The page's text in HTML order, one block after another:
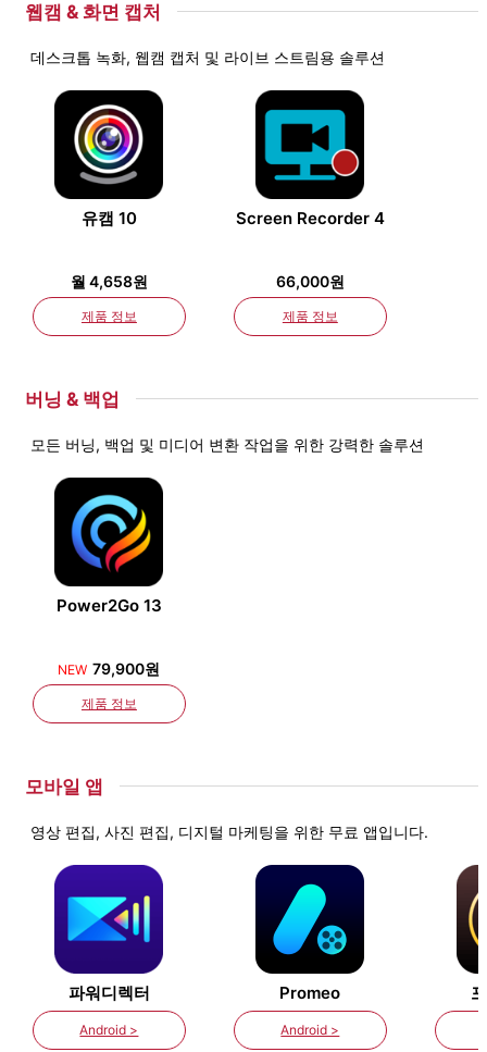
웹캠 & 화면 캡처
데스크톱 녹화, 웹캠 캡처 및 라이브 스트림용 솔루션
유캠 10
월 4,658원
제품 정보
Screen Recorder 4
66,000원
제품 정보
버닝 & 백업
모든 버닝, 백업 및 미디어 변환 작업을 위한 강력한 솔루션
Power2Go 13
NEW 79,900원
제품 정보
모바일 앱
영상 편집, 사진 편집, 디지털 마케팅을 위한 무료 앱입니다.
파워디렉터
Android >
Promeo
Android >